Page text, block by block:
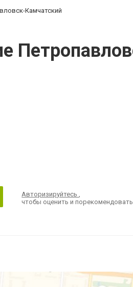
Камчатский
Авторизируйтесь,
чтобы оценить и порекомендовать